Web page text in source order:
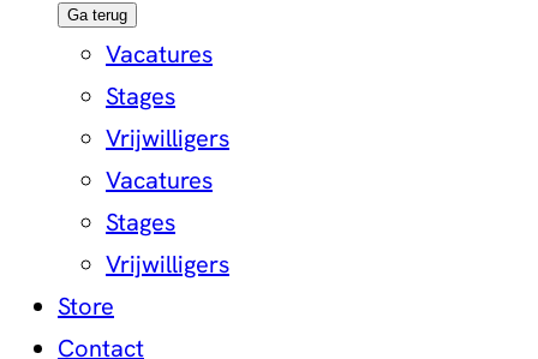
Ga terug
Vacatures
Stages
Vrijwilligers
Vacatures
Stages
Vrijwilligers
Store
Contact